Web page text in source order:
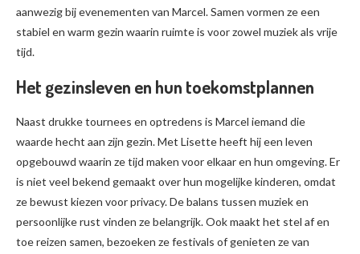
aanwezig bij evenementen van Marcel. Samen vormen ze een
stabiel en warm gezin waarin ruimte is voor zowel muziek als vrije
tijd.
Het gezinsleven en hun toekomstplannen
Naast drukke tournees en optredens is Marcel iemand die
waarde hecht aan zijn gezin. Met Lisette heeft hij een leven
opgebouwd waarin ze tijd maken voor elkaar en hun omgeving. Er
is niet veel bekend gemaakt over hun mogelijke kinderen, omdat
ze bewust kiezen voor privacy. De balans tussen muziek en
persoonlijke rust vinden ze belangrijk. Ook maakt het stel af en
toe reizen samen, bezoeken ze festivals of genieten ze van